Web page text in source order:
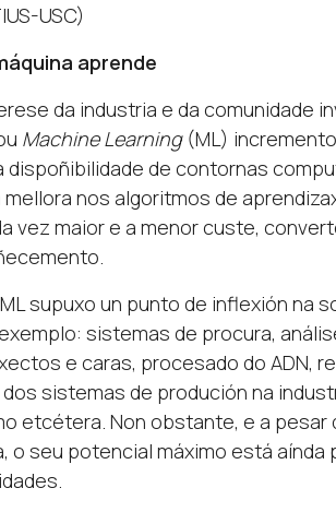
USC)
aprende
da industria e da comunidade
Machine Learning(ML)
dispoñibilidade de contornas
mellora nos algoritmos de
vez maior e a menor custe,
supuxo un punto de inflexión na
sistemas de procura,
e caras, procesado do ADN,
sistemas de produción na
etcétera. Non obstante, e a
o seu potencial máximo está